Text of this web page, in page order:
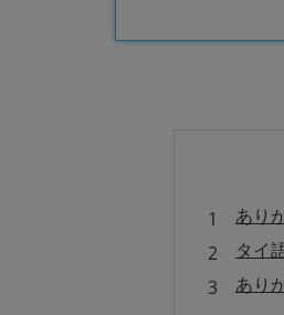
あり
タイ
あり